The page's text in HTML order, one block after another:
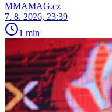
MMAMAG.cz
7. 8. 2026, 23:39
1 min